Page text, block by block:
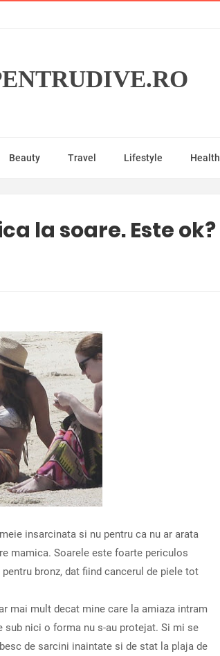
Beauty Travel Lifestyle Health
la soare. Este ok?
insarcinata si nu pentru ca nu ar arata
mamica. Soarele este foarte periculos
bronz, dat fiind cancerul de piele tot
mai mult decat mine care la amiaza intram
sub nici o forma nu s-au protejat. Si mi se
de sarcini inaintate si de stat la plaja de